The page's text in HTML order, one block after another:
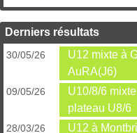
Derniers résultats
30/05/26
U12 mixte à
AuRA(J6)
09/05/26
U10/8/6
plateau U8/6
28/03/26 U12 à